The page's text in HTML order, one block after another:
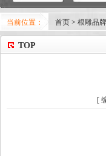
当前位置： 首页 > 根雕品牌
TOP
[